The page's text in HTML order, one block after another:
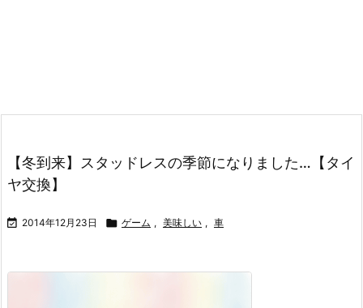
【冬到来】スタッドレスの季節になりました…【タイ
ヤ交換】
 2014年12月23日  ゲーム , 美味しい , 車